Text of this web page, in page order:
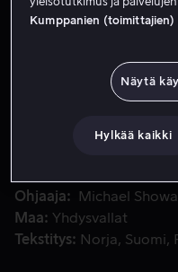
Pariskunta kokee
Pariskunta kokee
he sotkeutuvat
Ohjaaja
Michael
Maa
Yhdysvallat
Tekstitys
Norja Suomi
Kumppanien (toimittajien)
Näytä
Hylkää kaikki